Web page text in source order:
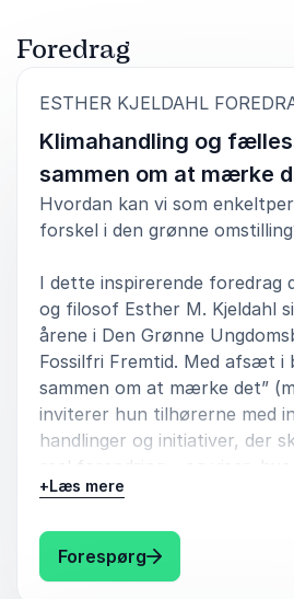
til en interessant og hyggelig
diskuteret blandt de unge ved
hjem med nye perspektiver på
ansvar i kampen for et
Jesper Ruben, Ansvarlig for
5 ud af5
Super relevant og
pointer underbygget af
meget autentisk på en scene
UCL Erhvervsakademi og
Esther Michelsen Kjeldahl har
omgange for vores elever her på
forbindelse med vores
Foredrag
ESTHER KJELDAHL
Klimahandling og
sammen om at mærke
Hvordan kan vi som
forskel i den grønne
I dette inspirerende foredrag
og filosof Esther M. Kjeldahl
årene i Den Grønne
Fossilfri Fremtid. Med afsæt i
sammen om at mærke det”
inviterer hun tilhørerne med
handlinger og initiativer, der
reel forandring – og viser,
være en kilde til håb,
Esther udforsker
udvikling og dens
+Læs mere
Forespørg: Esther